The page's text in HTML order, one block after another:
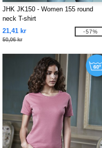
JHK JK150 - Women 155 round
neck T-shirt
21,41 kr
50,06 kr
-57%